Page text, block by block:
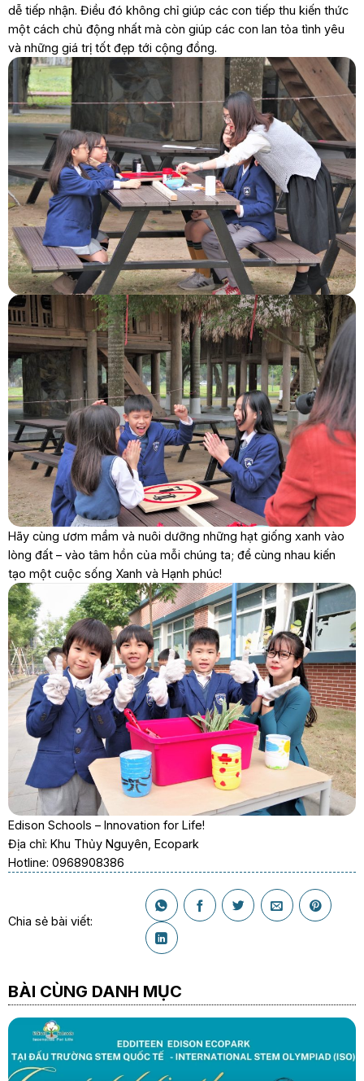
dễ tiếp nhận. Điều đó không chỉ giúp các con tiếp thu kiến thức
một cách chủ động nhất mà còn giúp các con lan tỏa tình yêu
và những giá trị tốt đẹp tới cộng đồng.
Hãy cùng ươm mầm và nuôi dưỡng những hạt giống xanh vào
lòng đất – vào tâm hồn của mỗi chúng ta; để cùng nhau kiến
tạo một cuộc sống Xanh và Hạnh phúc!
Edison Schools – Innovation for Life!
Địa chỉ: Khu Thủy Nguyên, Ecopark
Hotline: 0968908386
Chia sẻ bài viết:
BÀI CÙNG DANH MỤC